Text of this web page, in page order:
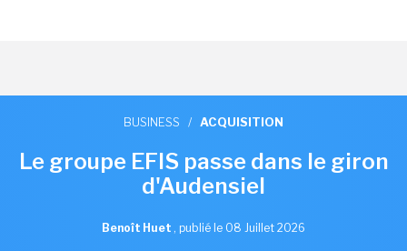
BUSINESS / ACQUISITION
Le groupe EFIS passe dans le giron
d'Audensiel
Benoît Huet , publié le 08 Juillet 2026